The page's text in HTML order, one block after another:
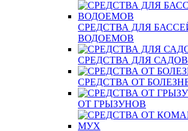
СРЕДСТВА ДЛЯ
ВОДОЕМОВ
СРЕДСТВА ДЛЯ
СРЕДСТВА ОТ
ОТ ГРЫЗУНОВ